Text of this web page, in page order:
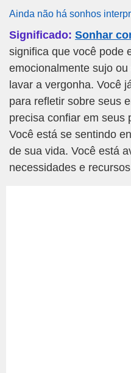
Ainda não há sonhos
Significado: Sonhar
significa que você pode
emocionalmente sujo
lavar a vergonha. Você
para refletir sobre seus
precisa confiar em seus
Você está se sentindo
de sua vida. Você está
necessidades e